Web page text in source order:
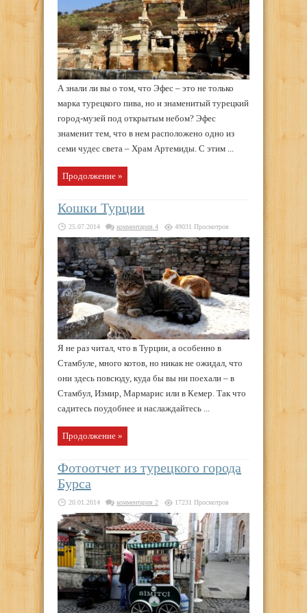
А знали ли вы о том, что Эфес – это не только
марка турецкого пива, но и знаменитый турецкий
город-музей под открытым небом? Эфес
знаменит тем, что в нем расположено одно из
семи чудес света – Храм Артемиды. С этим ...
Продолжение »
Кошки Турции
25.07.2014 комментария 4 49031 Просмотров
Я не раз читал, что в Турции, а особенно в
Стамбуле, много котов, но никак не ожидал, что
они здесь повсюду, куда бы вы ни поехали – в
Стамбул, Измир, Мармарис или в Кемер. Так что
садитесь поудобнее и наслаждайтесь ...
Продолжение »
Фотоотчет из турецкого города
Бурса
20.01.2014 комментария 2 17231 Просмотров